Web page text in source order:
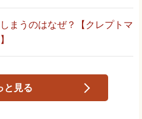
まうのはなぜ？【クレプトマ
と見る